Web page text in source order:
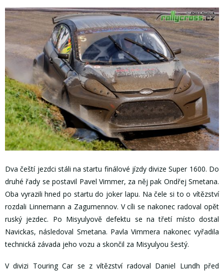
Dva čeští jezdci stáli na startu finálové jízdy divize Super 1600. Do
druhé řady se postavil Pavel Vimmer, za něj pak Ondřej Smetana.
Oba vyrazili hned po startu do joker lapu. Na čele si to o vítězství
rozdali Linnemann a Zagumennov. V cíli se nakonec radoval opět
ruský jezdec. Po Misyulyově defektu se na třetí místo dostal
Navickas, následoval Smetana. Pavla Vimmera nakonec vyřadila
technická závada jeho vozu a skončil za Misyulyou šestý.
V divizi Touring Car se z vítězství radoval Daniel Lundh před